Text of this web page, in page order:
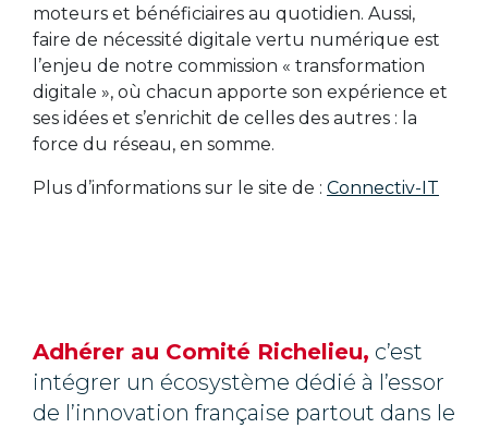
moteurs et bénéficiaires au quotidien. Aussi,
faire de nécessité digitale vertu numérique est
l’enjeu de notre commission « transformation
digitale », où chacun apporte son expérience et
ses idées et s’enrichit de celles des autres : la
force du réseau, en somme.
Plus d’informations sur le site de : Connectiv-IT
Adhérer au Comité Richelieu, c’est
intégrer un écosystème dédié à l’essor
de l’innovation française partout dans le